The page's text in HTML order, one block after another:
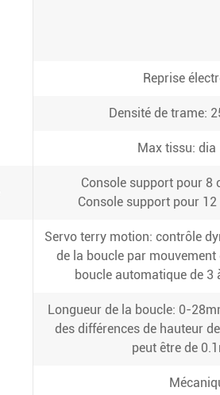
Reprise
Densité de trame:
Max tissu: dia
Console support pour 8
Console support pour
Servo terry motion: contrôle
de la boucle par
boucle automatique de 3
Longueur de la boucle: 0-
des différences de hauteur
peut être de